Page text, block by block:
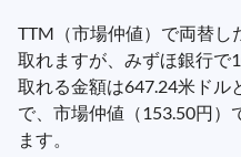
TTM（市場仲値）で両替し
取れますが、みずほ銀行で
取れる金額は647.24米ドル
で、市場仲値（153.50円）
ます。